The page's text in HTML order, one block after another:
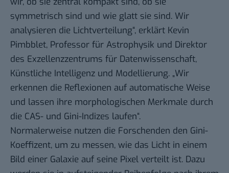
symmetrisch sind und wie glatt sie sind. Wir
analysieren die Lichtverteilung“, erklärt Kevin
Pimbblet, Professor für Astrophysik und Direktor
des Exzellenzzentrums für Datenwissenschaft,
Künstliche Intelligenz und Modellierung. „Wir
erkennen die Reflexionen auf automatische Weise
und lassen ihre morphologischen Merkmale durch
die CAS- und Gini-Indizes laufen“.
Normalerweise nutzen die Forschenden den Gini-
Koeffizent, um zu messen, wie das Licht in einem
Bild einer Galaxie auf seine Pixel verteilt ist. Dazu